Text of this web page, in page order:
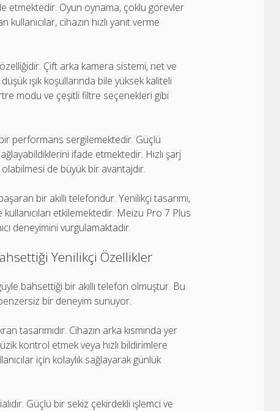
etmektedir. Oyun oynama, çoklu görevler
cihazın hızlı yanıt verme
Çift arka kamera sistemi, net ve
ışık koşullarında bile yüksek kaliteli
modu ve çeşitli filtre seçenekleri gibi
performans sergilemektedir. Güçlü
ifade etmektedir. Hızlı şarj
de büyük bir avantajdır.
bir akıllı telefondur. Yenilikçi tasarımı,
etkilemektedir. Meizu Pro 7 Plus
deneyimini vurgulamaktadır.
Yenilikçi Özellikler
bahsettiği bir akıllı telefon olmuştur. Bu
bir deneyim sunuyor.
tasarımıdır. Cihazın arka kısmında yer
kontrol etmek veya hızlı bildirimlere
için kolaylık sağlayarak günlük
Güçlü bir sekiz çekirdekli işlemci ve